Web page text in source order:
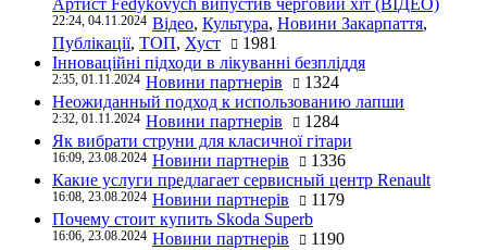
Артист Fedykovych випустив черговий хіт (ВІДЕО)
22:24, 04.11.2024 Відео, Культура, Новини Закарпаття,
Публікації, ТОП, Хуст
1981
Інноваційні підходи в лікуванні безпліддя
2:35, 01.11.2024 Новини партнерів
1324
Неожиданный подход к использованию лапши
2:32, 01.11.2024 Новини партнерів
1284
Як вибрати струни для класичної гітари
16:09, 23.08.2024 Новини партнерів
1336
Какие услуги предлагает сервисный центр Renault
16:08, 23.08.2024 Новини партнерів
1179
Почему стоит купить Skoda Superb
16:06, 23.08.2024 Новини партнерів 1190